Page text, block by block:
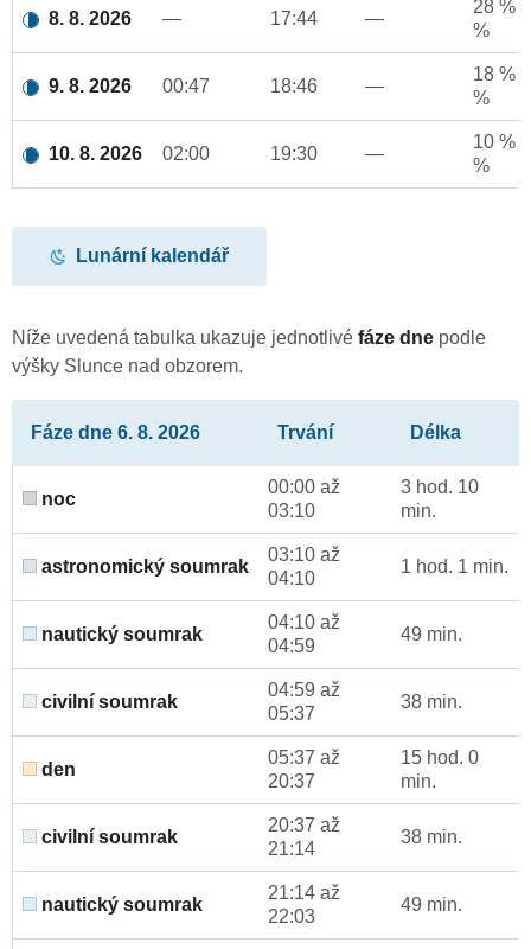
8. 8. 2026 — 17:44 —
28 %
%
9. 8. 2026 00:47 18:46 —
18 %
%
10. 8. 2026 02:00 19:30 —
10 %
%
Lunární kalendář
Níže uvedená tabulka ukazuje jednotlivé fáze dne podle
výšky Slunce nad obzorem.
Fáze dne 6. 8. 2026 Trvání Délka
noc
00:00 až
03:10
3 hod. 10
min.
astronomický soumrak
03:10 až
04:10
1 hod. 1 min.
nautický soumrak
04:10 až
04:59
49 min.
civilní soumrak
04:59 až
05:37
38 min.
den
05:37 až
20:37
15 hod. 0
min.
civilní soumrak
20:37 až
21:14
38 min.
nautický soumrak
21:14 až
22:03
49 min.